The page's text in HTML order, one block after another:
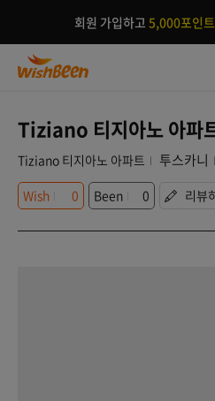
회원 가입하고 5,000포인트
Tiziano 티지아노 아파
Tiziano 티지아노 아파트 투스카니
Wish
0 Been 0 리뷰